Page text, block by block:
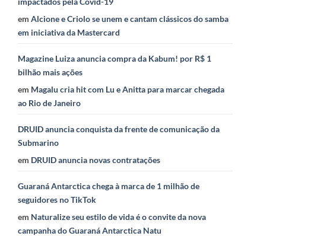
emAlcione e Criolo se unem e cantam clássicos do samba
em iniciativa da Mastercard
Magazine Luiza anuncia compra da Kabum! por R$ 1
bilhão mais ações
em Magalu cria hit com Lu e Anitta para marcar chegada
ao Rio de Janeiro
DRUID anuncia conquista da frente de comunicação da
Submarino
em DRUID anuncia novas contratações
Guaraná Antarctica chega à marca de 1 milhão de
seguidores no TikTok
em Naturalize seu estilo de vida é o convite da nova
campanha do Guaraná Antarctica Natu